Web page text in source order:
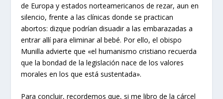
de Europa y estados norteamericanos de rezar, aun en
silencio, frente a las clínicas donde se practican
abortos: dizque podrían disuadir a las embarazadas a
entrar allí para eliminar al bebé. Por ello, el obispo
Munilla advierte que «el humanismo cristiano recuerda
que la bondad de la legislación nace de los valores
morales en los que está sustentada».
Para concluir, recordemos que, si me libro de la cárcel